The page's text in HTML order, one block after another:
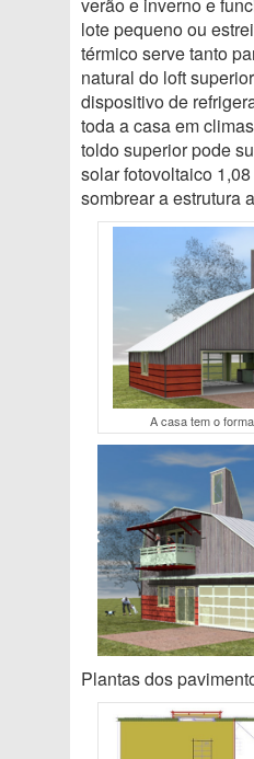
lote pequeno ou
térmico serve tanto
natural do loft
dispositivo de
toda a casa em
toldo superior pode
solar fotovoltaico
sombrear a estrutura
A casa tem o
Plantas dos